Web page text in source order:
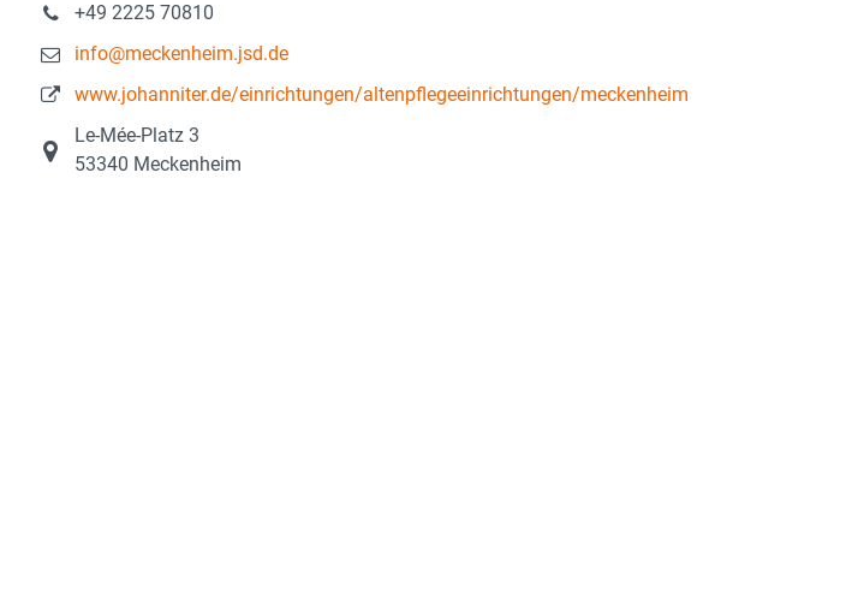
+49 2225 70810
info@meckenheim.jsd.de
www.johanniter.de/einrichtungen/altenpflegeeinrichtungen/meckenheim
Le-Mée-Platz 3
53340 Meckenheim